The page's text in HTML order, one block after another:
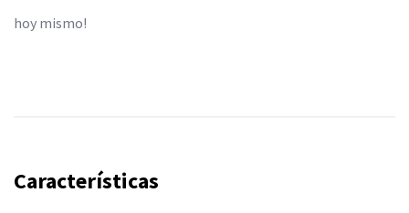
hoy mismo!
Características